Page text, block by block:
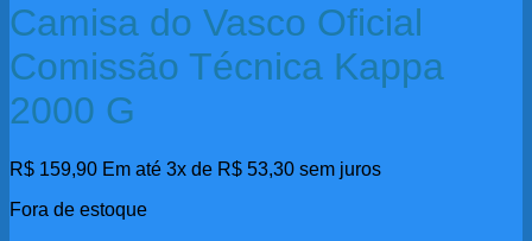
Camisa do Vasco Oficial
Comissão Técnica Kappa
2000 G
R$ 159,90 Em até 3x de R$ 53,30 sem juros
Fora de estoque